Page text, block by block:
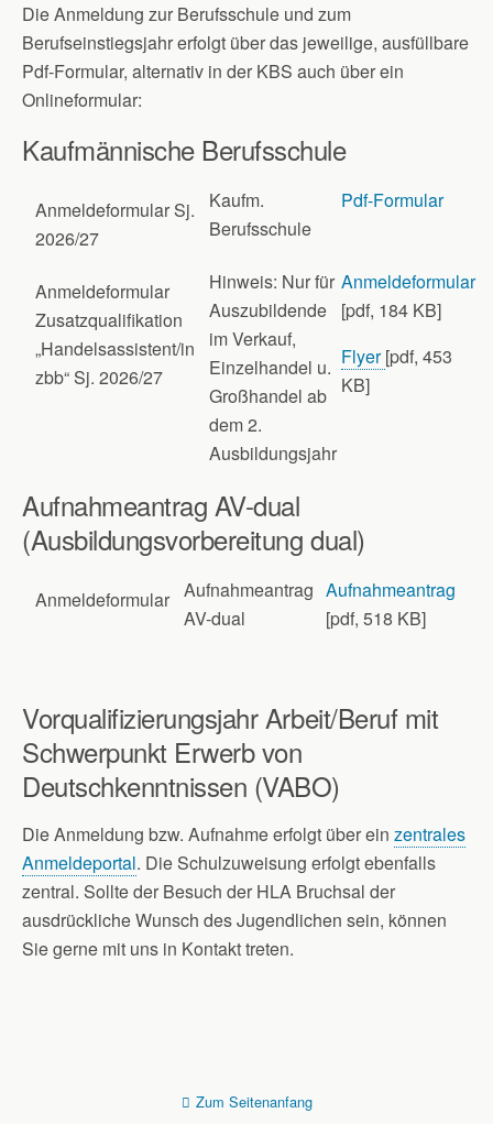
Die Anmeldung zur Berufsschule und zum
Berufseinstiegsjahr erfolgt über das jeweilige, ausfüllbare
Pdf-Formular, alternativ in der KBS auch über ein
Onlineformular:
Kaufmännische Berufsschule
Anmeldeformular Sj.
2026/27
Kaufm.
Berufsschule
Pdf-Formular
Anmeldeformular
Zusatzqualifikation
„Handelsassistent/in
zbb“ Sj. 2026/27
Hinweis: Nur für
Auszubildende
im Verkauf,
Einzelhandel u.
Großhandel ab
dem 2.
Ausbildungsjahr
Anmeldeformular
[pdf, 184 KB]
Flyer[pdf, 453
KB]
Aufnahmeantrag AV-dual
(Ausbildungsvorbereitung dual)
Anmeldeformular Aufnahmeantrag
AV-dual
Aufnahmeantrag
[pdf, 518 KB]
Vorqualifizierungsjahr Arbeit/Beruf mit
Schwerpunkt Erwerb von
Deutschkenntnissen (VABO)
Die Anmeldung bzw. Aufnahme erfolgt über ein zentrales
Anmeldeportal. Die Schulzuweisung erfolgt ebenfalls
zentral. Sollte der Besuch der HLA Bruchsal der
ausdrückliche Wunsch des Jugendlichen sein, können
Sie gerne mit uns in Kontakt treten.
Zum Seitenanfang